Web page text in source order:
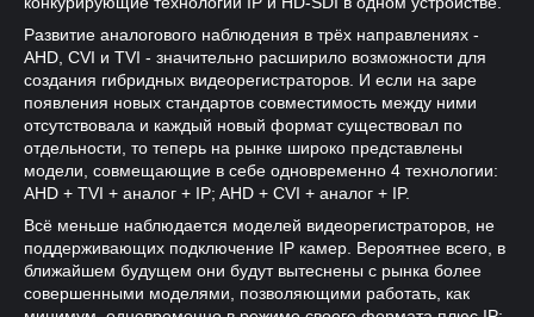
Развитие аналогового наблюдения в трёх направлениях -
AHD, CVI и TVI - значительно расширило возможности для
создания гибридных видеорегистраторов. И если на заре
появления новых стандартов совместимость между ними
отсутствовала и каждый новый формат существовал по
отдельности, то теперь на рынке широко представлены
модели, совмещающие в себе одновременно 4 технологии:
AHD + TVI + аналог + IP; AHD + CVI + аналог + IP.
Всё меньше наблюдается моделей видеорегистраторов, не
поддерживающих подключение IP камер. Вероятнее всего, в
ближайшем будущем они будут вытеснены с рынка более
совершенными моделями, позволяющими работать, как